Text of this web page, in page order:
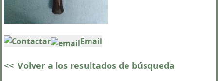
Contactar Email
<< Volver a los resultados de búsqueda